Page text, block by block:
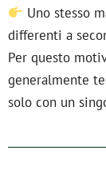
Uno stesso
differenti a
Per questo
generalmente
solo con un